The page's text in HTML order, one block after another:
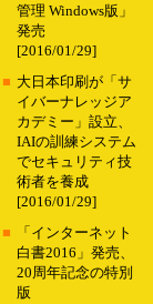
管理 Windows版」
発売
[2016/01/29]
■ 大日本印刷が「サ
イバーナレッジア
カデミー」設立、
IAIの訓練システム
でセキュリティ技
術者を養成
[2016/01/29]
■
「インターネット
白書2016」発売、
20周年記念の特別
版